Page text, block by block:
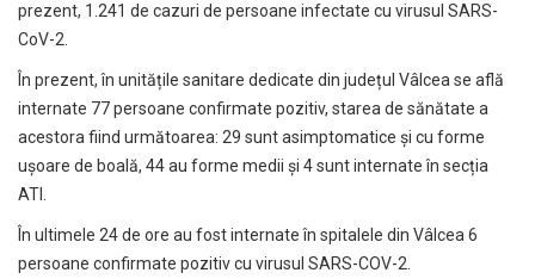
prezent, 1.241 de cazuri de persoane infectate cu virusul SARS-
CoV-2.
În prezent, în unitățile sanitare dedicate din județul Vâlcea se află
internate 77 persoane confirmate pozitiv, starea de sănătate a
acestora fiind următoarea: 29 sunt asimptomatice și cu forme
ușoare de boală, 44 au forme medii și 4 sunt internate în secția
ATI.
În ultimele 24 de ore au fost internate în spitalele din Vâlcea 6
persoane confirmate pozitiv cu virusul SARS-COV-2.